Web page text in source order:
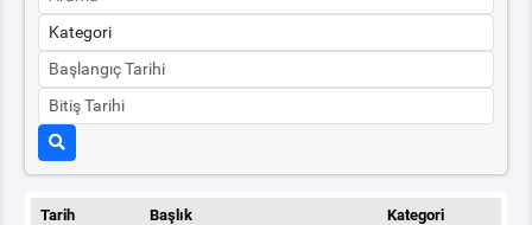
MALİ UZLAŞTIRMA
TEMİNAT
BÜLTENLER
Tarih Başlık
Kategori